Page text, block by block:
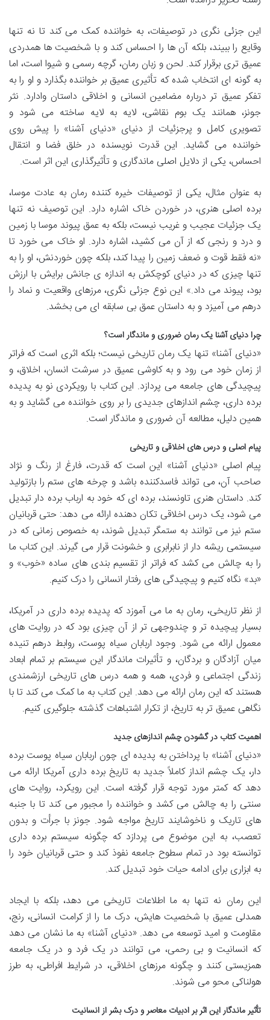
این جزئی نگری در توصیفات، به خواننده کمک می کند تا نه تنها
وقایع را ببیند، بلکه آن ها را احساس کند و با شخصیت ها همدردی
عمیق تری برقرار کند. لحن و زبان رمان، گرچه رسمی و شیوا است، اما
به گونه ای انتخاب شده که تأثیری عمیق بر خواننده بگذارد و او را به
تفکر عمیق تر درباره مضامین انسانی و اخلاقی داستان وادارد. نثر
جونز، همانند یک بوم نقاشی، لایه به لایه ساخته می شود و
تصویری کامل و پرجزئیات از دنیای «دنیای آشنا» را پیش روی
خواننده می گشاید. این قدرت نویسنده در خلق فضا و انتقال
احساس، یکی از دلایل اصلی ماندگاری و تأثیرگذاری این اثر است.
به عنوان مثال، یکی از توصیفات خیره کننده رمان به عادت موسا،
برده اصلی هنری، در خوردن خاک اشاره دارد. این توصیف نه تنها
یک جزئیات عجیب و غریب نیست، بلکه به عمق پیوند موسا با زمین
و درد و رنجی که از آن می کشید، اشاره دارد. او خاک می خورد تا
«نه فقط قوت و ضعف زمین را پیدا کند، بلکه چون خوردنش، او را به
تنها چیزی که در دنیای کوچکش به اندازه ی جانش برایش با ارزش
بود، پیوند می داد.» این نوع جزئی نگری، مرزهای واقعیت و نماد را
درهم می آمیزد و به داستان عمق بی سابقه ای می بخشد.
چرا دنیای آشنا یک رمان ضروری و ماندگار است؟
«دنیای آشنا» تنها یک رمان تاریخی نیست؛ بلکه اثری است که فراتر
از زمان خود می رود و به کاوشی عمیق در سرشت انسان، اخلاق، و
پیچیدگی های جامعه می پردازد. این کتاب با رویکردی نو به پدیده
برده داری، چشم اندازهای جدیدی را بر روی خواننده می گشاید و به
همین دلیل، مطالعه آن ضروری و ماندگار است.
پیام اصلی و درس های اخلاقی و تاریخی
پیام اصلی «دنیای آشنا» این است که قدرت، فارغ از رنگ و نژاد
صاحب آن، می تواند فاسدکننده باشد و چرخه های ستم را بازتولید
کند. داستان هنری تاونسند، برده ای که خود به ارباب برده دار تبدیل
می شود، یک درس اخلاقی تکان دهنده ارائه می دهد: حتی قربانیان
ستم نیز می توانند به ستمگر تبدیل شوند، به خصوص زمانی که در
سیستمی ریشه دار از نابرابری و خشونت قرار می گیرند. این کتاب ما
را به چالش می کشد که فراتر از تقسیم بندی های ساده «خوب» و
«بد» نگاه کنیم و پیچیدگی های رفتار انسانی را درک کنیم.
از نظر تاریخی، رمان به ما می آموزد که پدیده برده داری در آمریکا،
بسیار پیچیده تر و چندوجهی تر از آن چیزی بود که در روایت های
معمول ارائه می شود. وجود اربابان سیاه پوست، روابط درهم تنیده
میان آزادگان و بردگان، و تأثیرات ماندگار این سیستم بر تمام ابعاد
زندگی اجتماعی و فردی، همه و همه درس های تاریخی ارزشمندی
هستند که این رمان ارائه می دهد. این کتاب به ما کمک می کند تا با
نگاهی عمیق تر به تاریخ، از تکرار اشتباهات گذشته جلوگیری کنیم.
اهمیت کتاب در گشودن چشم اندازهای جدید
«دنیای آشنا» با پرداختن به پدیده ای چون اربابان سیاه پوست برده
دار، یک چشم انداز کاملاً جدید به تاریخ برده داری آمریکا ارائه می
دهد که کمتر مورد توجه قرار گرفته است. این رویکرد، روایت های
سنتی را به چالش می کشد و خواننده را مجبور می کند تا با جنبه
های تاریک و ناخوشایند تاریخ مواجه شود. جونز با جرأت و بدون
تعصب، به این موضوع می پردازد که چگونه سیستم برده داری
توانسته بود در تمام سطوح جامعه نفوذ کند و حتی قربانیان خود را
به ابزاری برای ادامه حیات خود تبدیل کند.
این رمان نه تنها به ما اطلاعات تاریخی می دهد، بلکه با ایجاد
همدلی عمیق با شخصیت هایش، درک ما را از کرامت انسانی، رنج،
مقاومت و امید توسعه می دهد. «دنیای آشنا» به ما نشان می دهد
که انسانیت و بی رحمی، می توانند در یک فرد و در یک جامعه
همزیستی کنند و چگونه مرزهای اخلاقی، در شرایط افراطی، به طرز
هولناکی محو می شوند.
تأثیر ماندگار این اثر بر ادبیات معاصر و درک بشر از انسانیت